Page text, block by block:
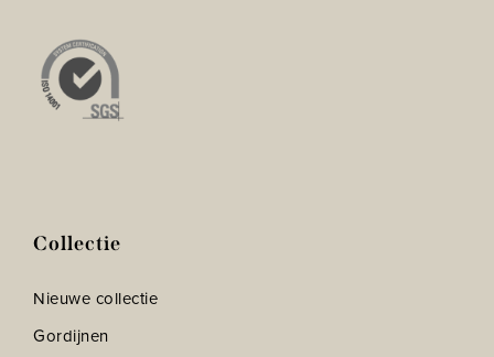
Collectie
Nieuwe collectie
Gordijnen